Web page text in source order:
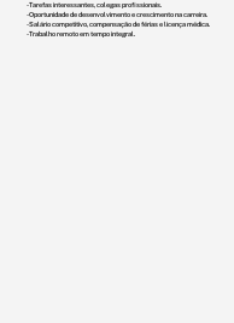
- Tarefas interessantes, colegas profissionais.
- Oportunidade de desenvolvimento e crescimento na carreira.
- Salário competitivo, compensação de férias e licença médica.
- Trabalho remoto em tempo integral.